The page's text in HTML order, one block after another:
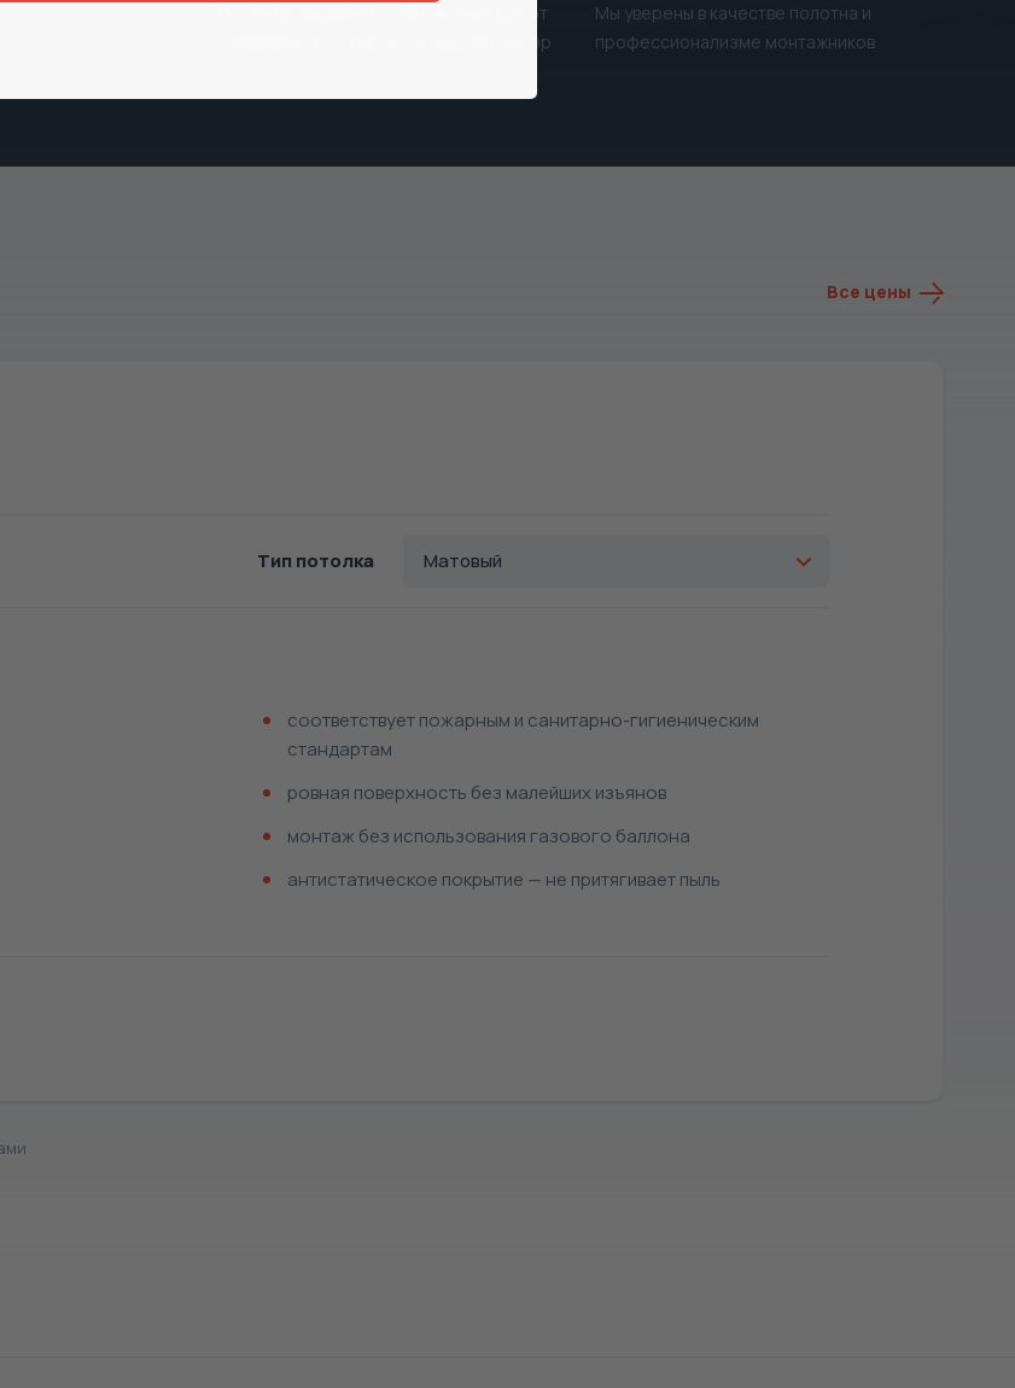
После проведения установочных работ
специалисты собирают и вывозят мусор
Мы уверены в качестве полотна и
профессионализме монтажников
Все цены
Тип потолка Матовый
соответствует пожарным и санитарно-гигиеническим
стандартам
ровная поверхность без малейших изъянов
монтаж без использования газового баллона
антистатическое покрытие — не притягивает пыль